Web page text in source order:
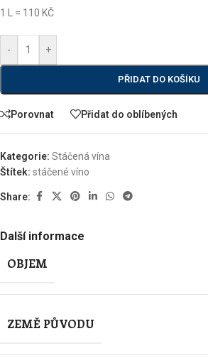
1 L = 110 KČ
- +
PŘIDAT DO KOŠÍKU
Porovnat Přidat do oblíbených
Kategorie: Stáčená vína
Štítek: stáčené víno
Share:
Další informace
OBJEM
ZEMĚ PŮVODU